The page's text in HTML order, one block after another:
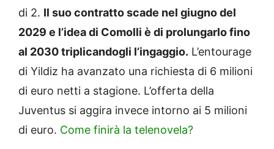
di 2. Il suo contratto scade nel giugno del
2029 e l’idea di Comolli è di prolungarlo fino
al 2030 triplicandogli l’ingaggio. L’entourage
di Yildiz ha avanzato una richiesta di 6 milioni
di euro netti a stagione. L’offerta della
Juventus si aggira invece intorno ai 5 milioni
di euro. Come finirà la telenovela?